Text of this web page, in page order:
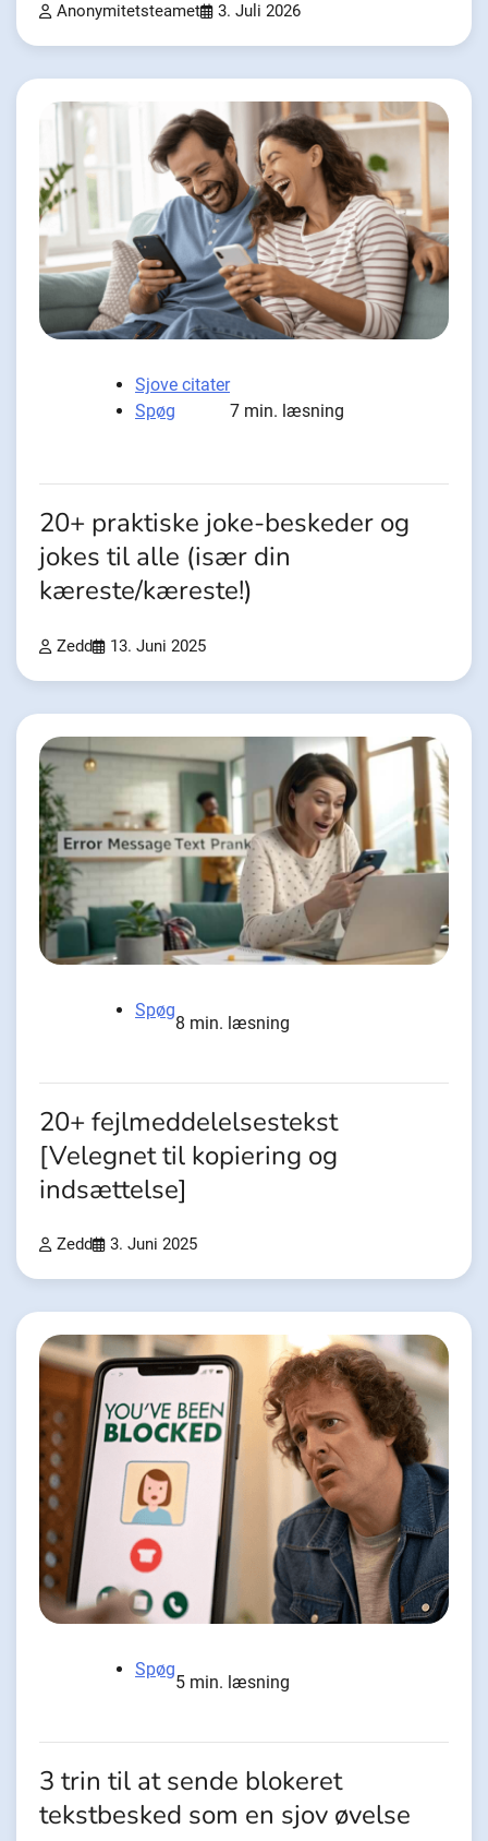
Anonymitetsteamet 3. Juli 2026
Sjove citater
Spøg
7 min. læsning
20+ praktiske joke-beskeder og
jokes til alle (især din
kæreste/kæreste!)
Zedd 13. Juni 2025
Spøg
8 min. læsning
20+ fejlmeddelelsestekst
[Velegnet til kopiering og
indsættelse]
Zedd 3. Juni 2025
Spøg
5 min. læsning
3 trin til at sende blokeret
tekstbesked som en sjov øvelse